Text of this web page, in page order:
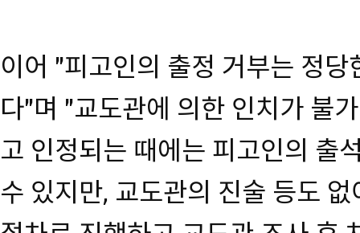
이어 "피고인의 출정 거부는 정
다"며 "교도관에 의한 인치가 불
고 인정되는 때에는 피고인의 출
수 있지만, 교도관의 진술 등도